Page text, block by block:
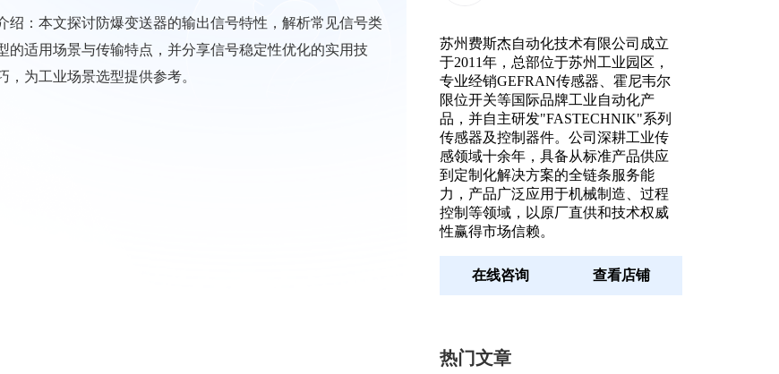
绍： 本文探讨防爆变送器的输出信号特性，解析常见信号类
的适用场景与传输特点，并分享信号稳定性优化的实用技
，为工业场景选型提供参考。
苏州费斯杰自动化技术有限公司成立
于2011年，总部位于苏州工业园区，
专业经销GEFRAN传感器、霍尼韦尔
限位开关等国际品牌工业自动化产
品，并自主研发"FASTECHNIK"系列
传感器及控制器件。公司深耕工业传
感领域十余年，具备从标准产品供应
到定制化解决方案的全链条服务能
力，产品广泛应用于机械制造、过程
控制等领域，以原厂直供和技术权威
性赢得市场信赖。
在线咨询 查看店铺
热门文章